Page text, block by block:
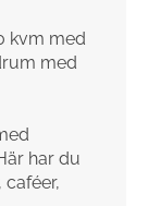
kvm med
med
har du
caféer,